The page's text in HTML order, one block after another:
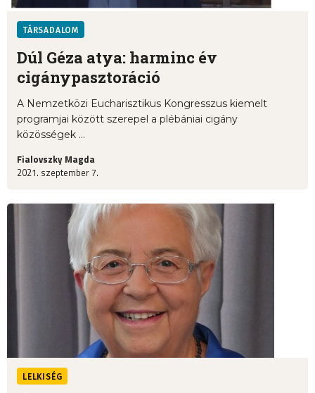
TÁRSADALOM
Dúl Géza atya: harminc év
cigánypasztoráció
A Nemzetközi Eucharisztikus Kongresszus kiemelt
programjai között szerepel a plébániai cigány
közösségek ...
Fialovszky Magda
2021. szeptember 7.
LELKISÉG